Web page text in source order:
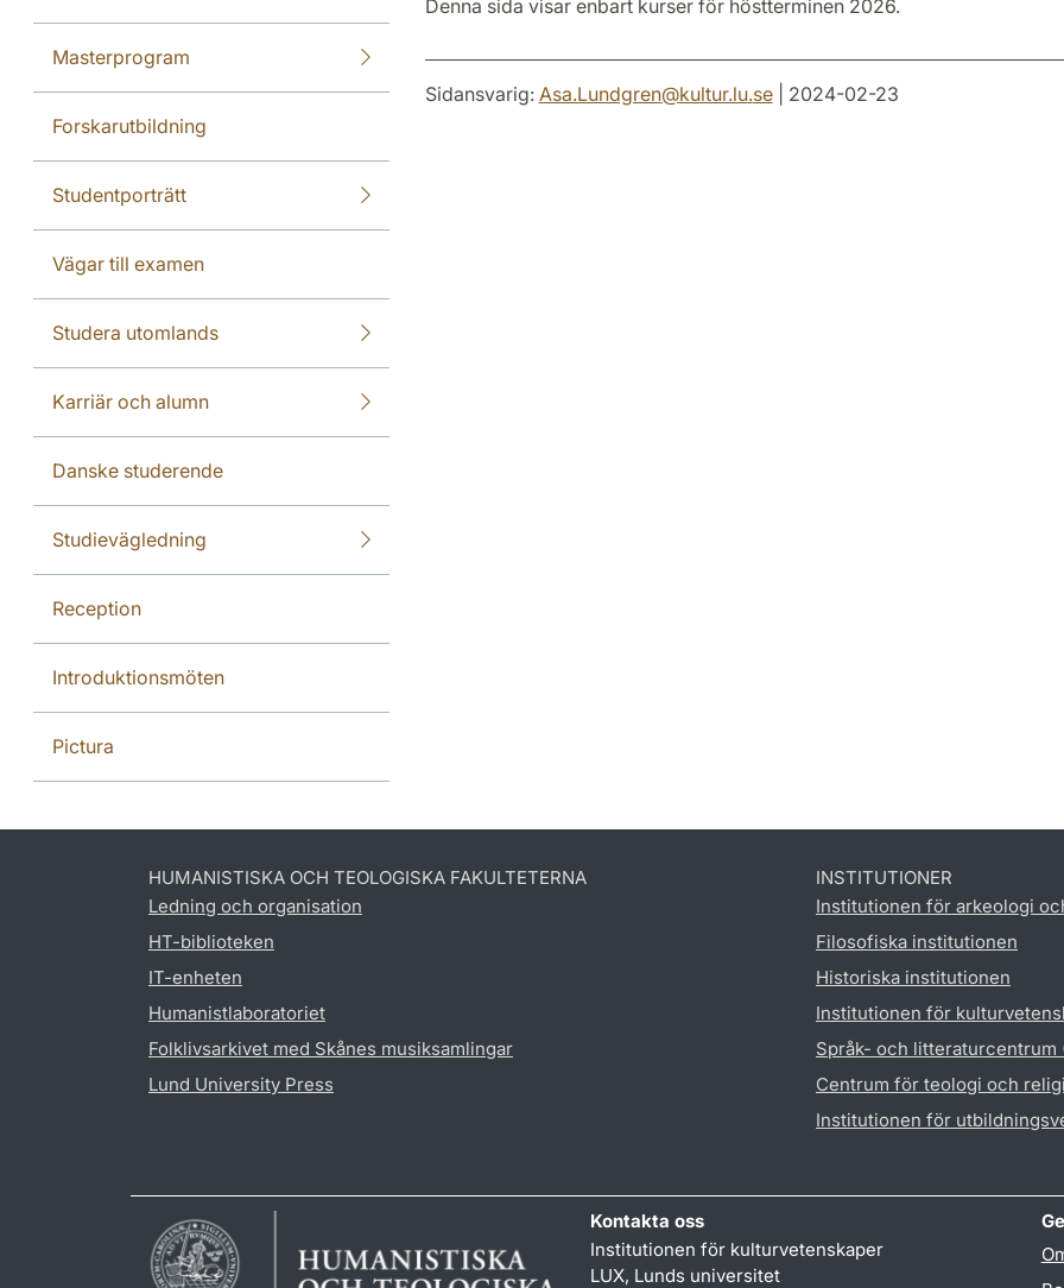
Masterprogram
Forskarutbildning
Studentporträtt
Vägar till examen
Studera utomlands
Karriär och alumn
Danske studerende
Studievägledning
Reception
Introduktionsmöten
Pictura
Denna sida visar enbart kurser för höstterminen 2026.
Sidansvarig: Asa.Lundgren@kultur.lu.se| 2024-02-23
HUMANISTISKA OCH TEOLOGISKA FAKULTETERNA
Ledning och organisation
HT-biblioteken
IT-enheten
Humanistlaboratoriet
Folklivsarkivet med Skånes musiksamlingar
Lund University Press
INSTITUTIONER
Institutionen för arkeologi
Filosofiska institutionen
Historiska institutionen
Institutionen för
Språk- och litteraturcentrum
Centrum för teologi och
Institutionen för
Kontakta oss
Institutionen för kulturvetenskaper
LUX, Lunds universitet